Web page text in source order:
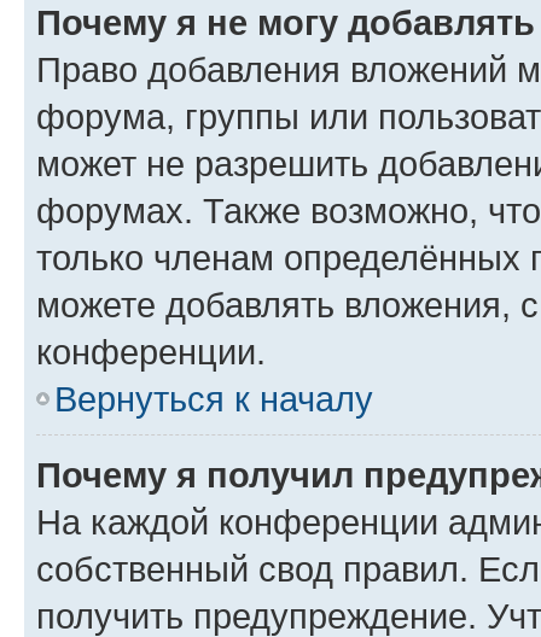
Почему я не могу
Право добавления вложений
форума, группы или
может не разрешить
форумах. Также возможно,
только членам определённых
можете добавлять вложения,
конференции.
Вернуться к началу
Почему я получил
На каждой конференции
собственный свод правил.
получить предупреждение.